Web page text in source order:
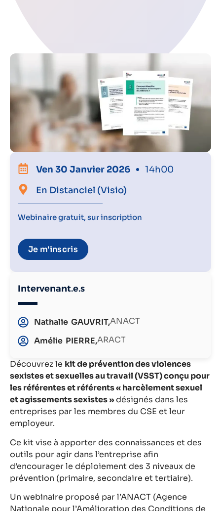
Découvrez le kit de prévention des violences
sexistes et sexuelles au travail (VSST) conçu pour
les référentes et référents « harcèlement sexuel
et agissements sexistes »désignés dans les
entreprises par les membres du CSE et leur
employeur.
Ce kit vise à apporter des connaissances et des
outils pour agir dans l’entreprise afin
d’encourager le déploiement des 3 niveaux de
prévention (primaire, secondaire et tertiaire).
Un webinaire proposé par l’ANACT (Agence
Nationale pour l’Amélioration des Conditions de
Ven 30 Janvier 2026
14h00
En Distanciel (visio)
Webinaire gratuit, sur inscription
Je m'inscris
Intervenant.e.s
Nathalie GAUVRIT,ANACT
Amélie PIERRE,ARACT